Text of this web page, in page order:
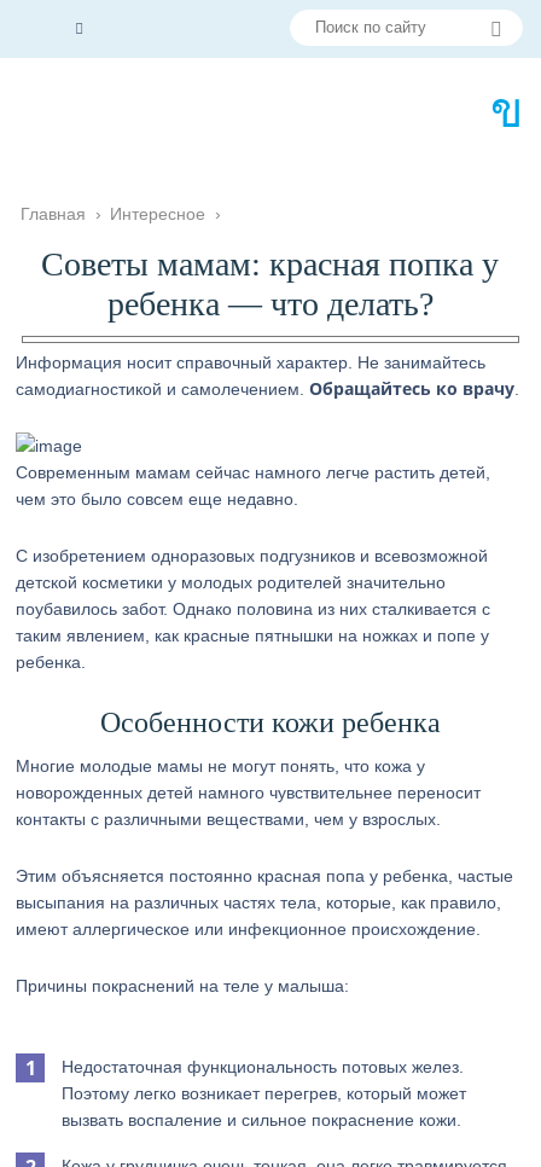
Главная › Интересное ›
Советы мамам: красная попка у
ребенка — что делать?
Информация носит справочный характер. Не занимайтесь
самодиагностикой и самолечением.Обращайтесь ко врачу
Современным мамам сейчас намного легче растить детей,
чем это было совсем еще недавно.
С изобретением одноразовых подгузников и всевозможной
детской косметики у молодых родителей значительно
поубавилось забот. Однако половина из них сталкивается с
таким явлением, как красные пятнышки на ножках и попе у
ребенка.
Особенности кожи ребенка
Многие молодые мамы не могут понять, что кожа у
новорожденных детей намного чувствительнее переносит
контакты с различными веществами, чем у взрослых.
Этим объясняется постоянно красная попа у ребенка, частые
высыпания на различных частях тела, которые, как правило,
имеют аллергическое или инфекционное происхождение.
Причины покраснений на теле у малыша:
Недостаточная функциональность потовых желез.
Поэтому легко возникает перегрев, который может
вызвать воспаление и сильное покраснение кожи.